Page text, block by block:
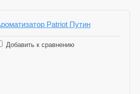
Patriot Путин
Добавить к сравнению